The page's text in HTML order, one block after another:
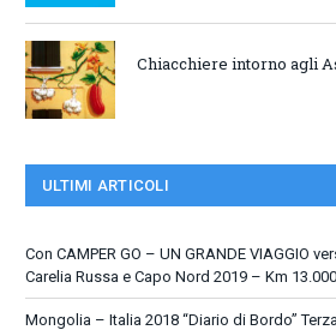
Chiacchiere intorno agli
ULTIMI ARTICOLI
Con CAMPER GO – UN GRANDE VIAGGIO
Carelia Russa e Capo Nord 2019 – Km 13.000
Mongolia – Italia 2018 “Diario di Bordo”